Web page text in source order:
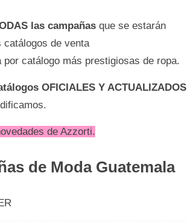
las campañas que se estarán
catálogos de venta
catálogo más prestigiosas de ropa.
OFICIALES Y ACTUALIZADOS
de Azzorti.
de Moda Guatemala